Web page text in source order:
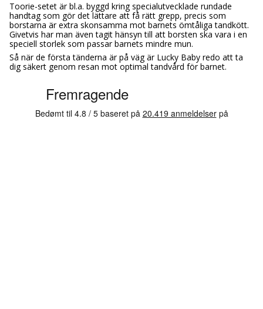
Toorie-setet är bl.a. byggd kring specialutvecklade rundade
handtag som gör det lättare att få rätt grepp, precis som
borstarna är extra skonsamma mot barnets ömtåliga tandkött.
Givetvis har man även tagit hänsyn till att borsten ska vara i en
speciell storlek som passar barnets mindre mun.
Så när de första tänderna är på väg är Lucky Baby redo att ta
dig säkert genom resan mot optimal tandvård för barnet.